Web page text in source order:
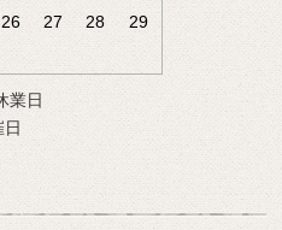
26 27 28
29
業日